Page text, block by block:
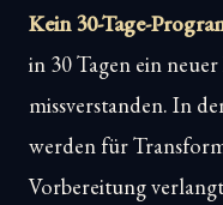
Kein 30-Tage-
in 30 Tagen ein
missverstanden. In
werden für
Vorbereitung